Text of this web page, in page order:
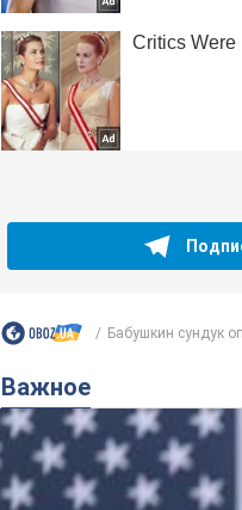
Бабушкин сундук
Важное